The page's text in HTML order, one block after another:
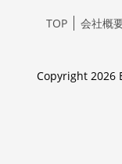
TOP 会社概
Copyright 2026